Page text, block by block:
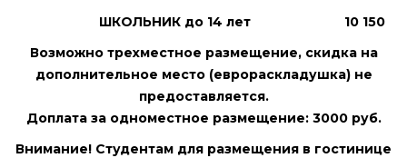
ШКОЛЬНИК до 14 лет
10 150
Возможно трехместное размещение, скидка на
дополнительное место (еврораскладушка) не
предоставляется.
Доплата за одноместное размещение: 3000 руб.
Внимание! Студентам для размещения в гостинице